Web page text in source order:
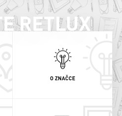
RETLUX
O ZNAČCE